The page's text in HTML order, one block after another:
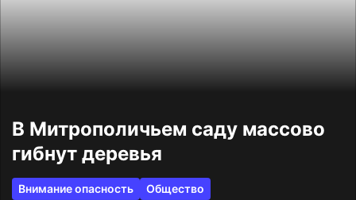
В Митрополичьем саду массово
гибнут деревья
Внимание опасность
Общество